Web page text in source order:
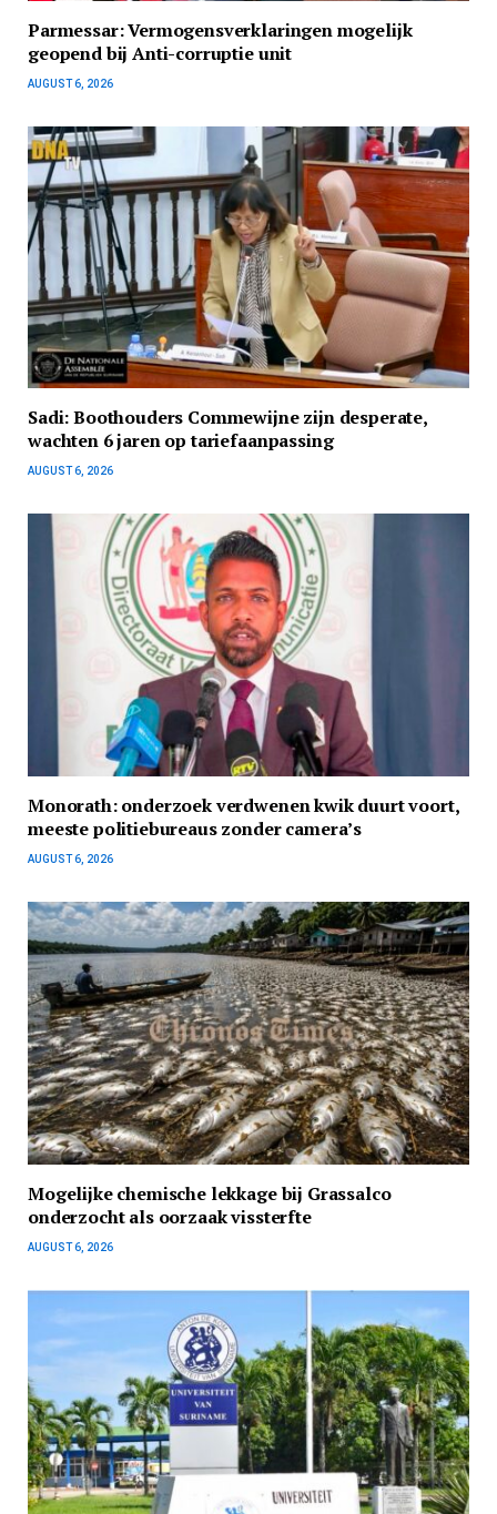
Parmessar: Vermogensverklaringen mogelijk
geopend bij Anti-corruptie unit
AUGUST 6, 2026
Sadi: Boothouders Commewijne zijn desperate,
wachten 6 jaren op tariefaanpassing
AUGUST 6, 2026
Monorath: onderzoek verdwenen kwik duurt voort,
meeste politiebureaus zonder camera’s
AUGUST 6, 2026
Mogelijke chemische lekkage bij Grassalco
onderzocht als oorzaak vissterfte
AUGUST 6, 2026